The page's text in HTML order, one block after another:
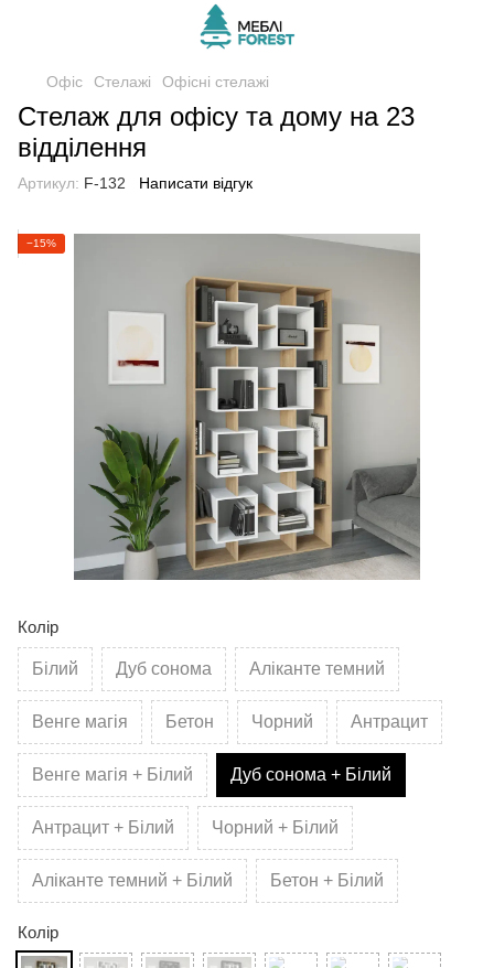
Офіс Стелажі Офісні стелажі
Cтелаж для офісу та дому на 23
відділення
Артикул: F-132 Написати відгук
−15%
Колір
Білий Дуб сонома Аліканте темний
Венге магія Бетон Чорний Антрацит
Венге магія + Білий Дуб сонома + Білий
Антрацит + Білий Чорний + Білий
Аліканте темний + Білий Бетон + Білий
Колір